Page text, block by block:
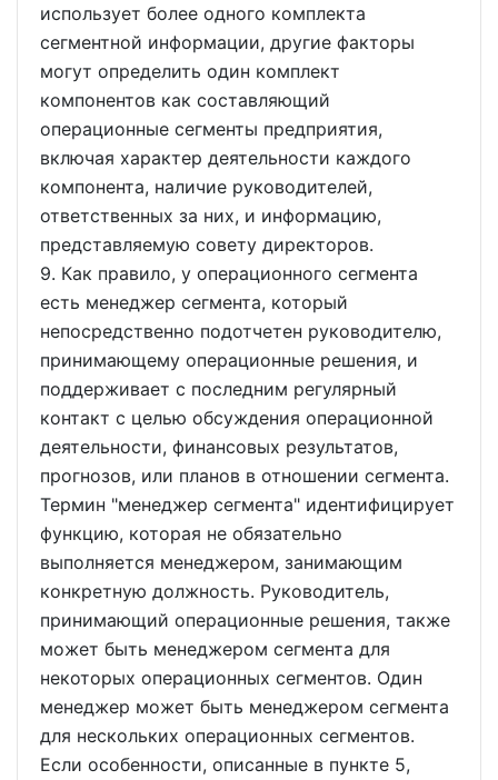
использует более одного комплекта
сегментной информации, другие факторы
могут определить один комплект
компонентов как составляющий
операционные сегменты предприятия,
включая характер деятельности каждого
компонента, наличие руководителей,
ответственных за них, и информацию,
представляемую совету директоров.
9. Как правило, у операционного сегмента
есть менеджер сегмента, который
непосредственно подотчетен руководителю,
принимающему операционные решения, и
поддерживает с последним регулярный
контакт с целью обсуждения операционной
деятельности, финансовых результатов,
прогнозов, или планов в отношении сегмента.
Термин "менеджер сегмента" идентифицирует
функцию, которая не обязательно
выполняется менеджером, занимающим
конкретную должность. Руководитель,
принимающий операционные решения, также
может быть менеджером сегмента для
некоторых операционных сегментов. Один
менеджер может быть менеджером сегмента
для нескольких операционных сегментов.
Если особенности, описанные в пункте 5,